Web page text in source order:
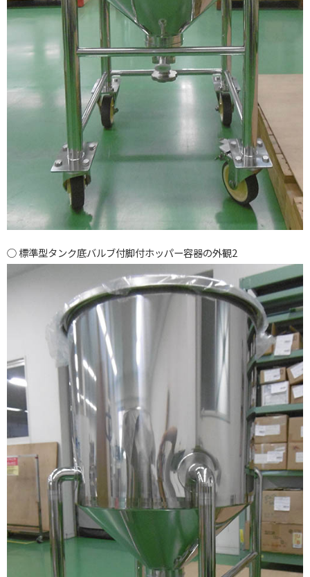
標準型タンク底バルブ付脚付ホッパー容器の外観2